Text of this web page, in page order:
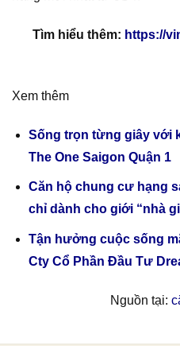
Tìm hiểu thêm: https://
Xem thêm
Sống trọn từng giây với
The One Saigon Quận 1
Căn hộ chung cư hạng
chỉ dành cho giới “nhà
Tận hưởng cuộc sống
Cty Cổ Phần Đầu Tư
Nguồn tại: